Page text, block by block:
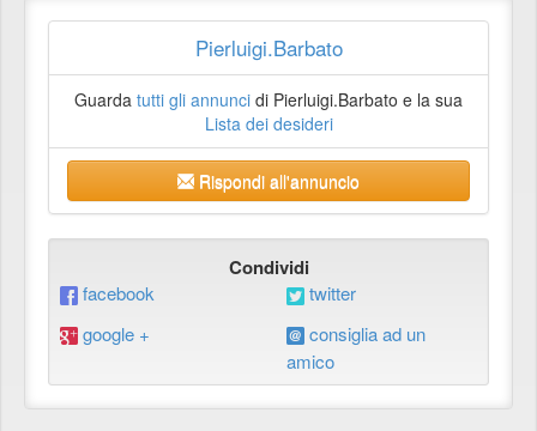
Pierluigi.Barbato
Guarda tutti gli annunci di Pierluigi.Barbato e la sua
Lista dei desideri
Rispondi all'annuncio
Condividi
facebook
twitter
google +
consiglia ad un
amico